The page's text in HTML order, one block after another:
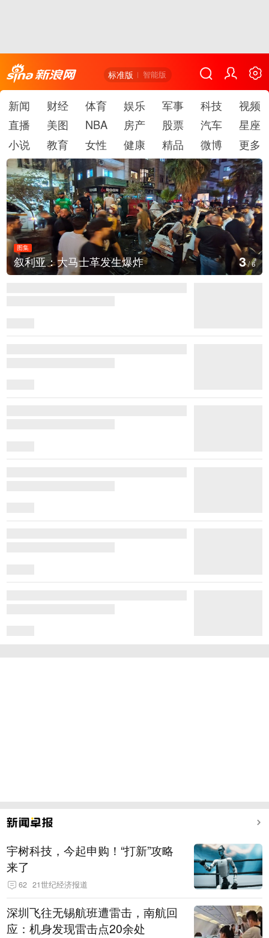
标准版 智能版
新闻 财经 体育 娱乐 军事 科技
视频
直播
美图 NBA 房产 股票 汽车
星座
小说
教育 女性 健康 精品 微博 更多
图集
云南弥勒：欢庆火把节 4/6
宇树科技，今起申购！“打新”攻略
来了
62 21世纪经济报道
深圳飞往无锡航班遭雷击，南航回
应：机身发现雷击点20余处